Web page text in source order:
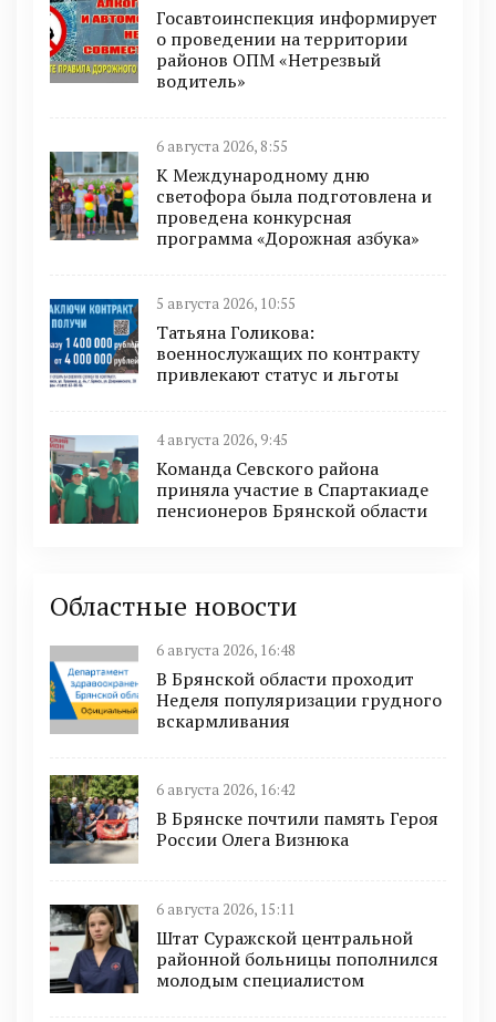
Госавтоинспекция информирует
о проведении на территории
районов ОПМ «Нетрезвый
водитель»
6 августа 2026, 8:55
К Международному дню
светофора была подготовлена и
проведена конкурсная
программа «Дорожная азбука»
5 августа 2026, 10:55
Татьяна Голикова:
военнослужащих по контракту
привлекают статус и льготы
4 августа 2026, 9:45
Команда Севского района
приняла участие в Спартакиаде
пенсионеров Брянской области
Областные новости
6 августа 2026, 16:48
В Брянской области проходит
Неделя популяризации грудного
вскармливания
6 августа 2026, 16:42
В Брянске почтили память Героя
России Олега Визнюка
6 августа 2026, 15:11
Штат Суражской центральной
районной больницы пополнился
молодым специалистом